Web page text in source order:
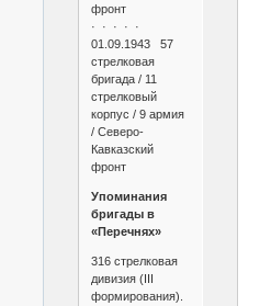
фронт
· · · · ·
01.09.1943 57
стрелковая
бригада / 11
стрелковый
корпус / 9 армия
/ Северо-
Кавказский
фронт
Упоминания
бригады в
«Перечнях»
316 стрелковая
дивизия (III
формирования).